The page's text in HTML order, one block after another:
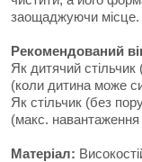
заощаджуючи місце.
Рекомендований
Як дитячий стільчик
(коли дитина може
Як стільчик (без
(макс. навантаження
Матеріал: